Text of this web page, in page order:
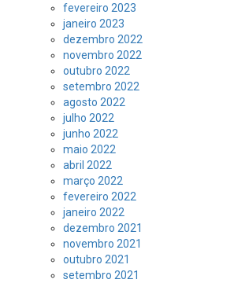
fevereiro 2023
janeiro 2023
dezembro 2022
novembro 2022
outubro 2022
setembro 2022
agosto 2022
julho 2022
junho 2022
maio 2022
abril 2022
março 2022
fevereiro 2022
janeiro 2022
dezembro 2021
novembro 2021
outubro 2021
setembro 2021